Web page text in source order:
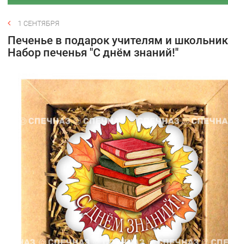
1 СЕНТЯБРЯ
Печенье в подарок учителям и
Набор печенья "С днём знаний!"